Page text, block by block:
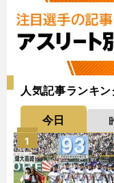
人気記事ランキン
今日
1